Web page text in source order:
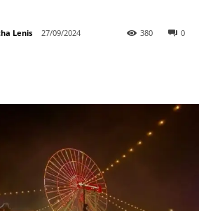
Lenis 27/09/2024 0
380